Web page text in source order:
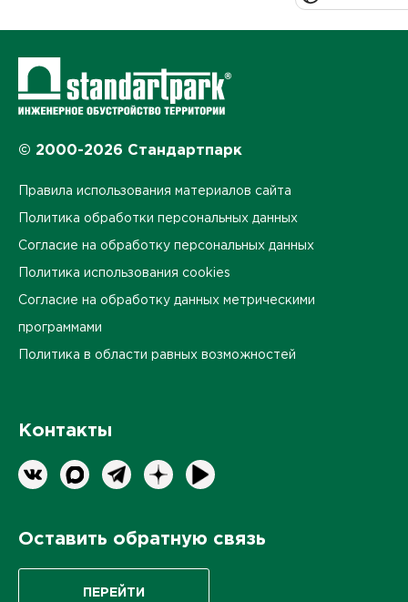
© 2000-2026 Стандартпарк
Правила использования материалов сайта
Политика обработки персональных данных
Согласие на обработку персональных данных
Политика использования cookies
Согласие на обработку данных метрическими
программами
Политика в области равных возможностей
Контакты
Оставить обратную связь
ПЕРЕЙТИ